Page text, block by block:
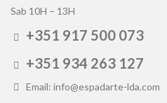
Sab 10H – 13H
+351 917 500 073
+351 934 263 127
Email: info@espadarte-lda.com